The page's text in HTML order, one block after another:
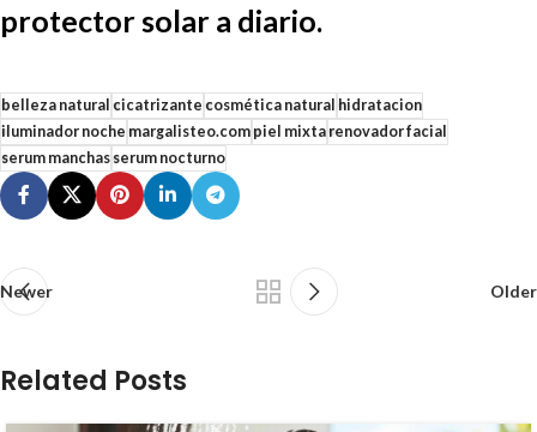
protector solar a diario.
belleza natural cicatrizante cosmética natural hidratacion
iluminador noche margalisteo.compiel mixtarenovador facial
serum manchasserum nocturno
Newer Older
Related Posts